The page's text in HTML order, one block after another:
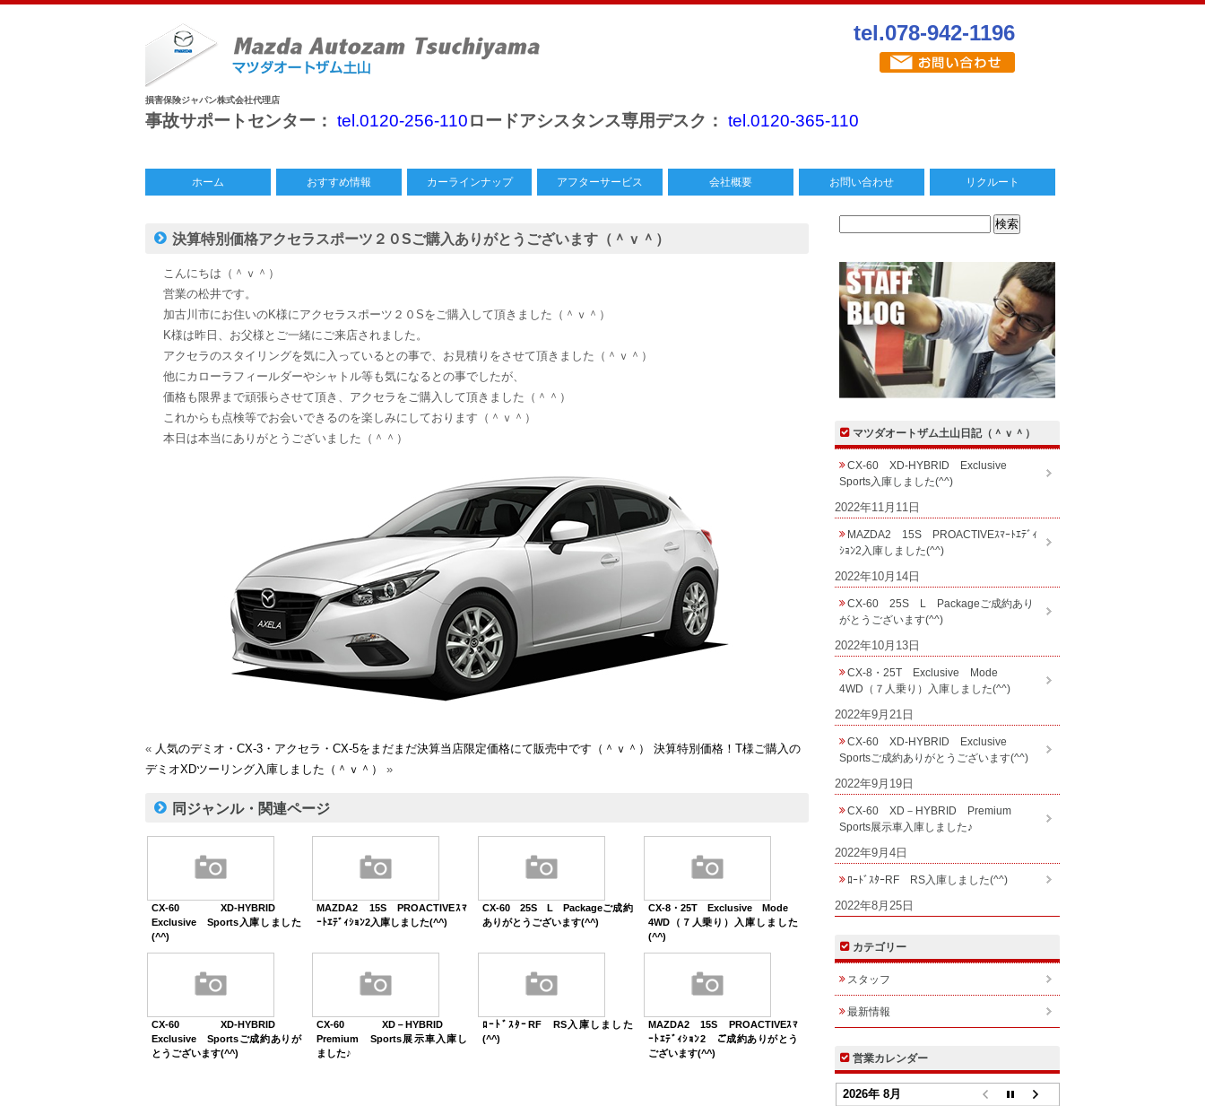
tel.078-942-1196
損害保険ジャパン株式会社代理店
事故サポートセンター： tel.0120-256-110ロードアシスタンス専用デスク： tel.0120-365-110
ホーム おすすめ情報 カーラインナップ アフターサービス 会社概要 お問い合わせ リクルート
決算特別価格アクセラスポーツ２０Sご購入ありがとうございます（＾ｖ＾）
こんにちは（＾ｖ＾）
営業の松井です。
加古川市にお住いのK様にアクセラスポーツ２０Sをご購入して頂きました（＾ｖ＾）
K様は昨日、お父様とご一緒にご来店されました。
アクセラのスタイリングを気に入っているとの事で、お見積りをさせて頂きました（＾ｖ＾）
他にカローラフィールダーやシャトル等も気になるとの事でしたが、
価格も限界まで頑張らさせて頂き、アクセラをご購入して頂きました（＾＾）
これからも点検等でお会いできるのを楽しみにしております（＾ｖ＾）
本日は本当にありがとうございました（＾＾）
« 人気のデミオ・CX-3・アクセラ・CX-5をまだまだ決算当店限定価格にて販売中です（＾ｖ＾）
決算特別価格！T様ご購入の
デミオXDツーリング入庫しました（＾ｖ＾）
»
同ジャンル・関連ページ
CX-60 XD-HYBRID
Exclusive Sports入庫しました
(^^)
MAZDA2 15S PROACTIVEｽﾏ
ｰﾄｴﾃﾞｨｼｮﾝ2入庫しました(^^)
CX-60 25S L Packageご成約
ありがとうございます(^^)
CX-8・25T Exclusive Mode
4WD（７人乗り）入庫しました
(^^)
CX-60 XD-HYBRID
Exclusive Sportsご成約ありが
とうございます(^^)
CX-60 XD－HYBRID
Premium Sports展示車入庫し
ました♪
ﾛｰﾄﾞｽﾀｰRF RS入庫しました
(^^)
MAZDA2 15S PROACTIVEｽﾏ
ｰﾄｴﾃﾞｨｼｮﾝ2 ご成約ありがとう
ございます(^^)
マツダオートザム土山日記（＾ｖ＾）
CX-60 XD-HYBRID Exclusive
Sports入庫しました(^^)
2022年11月11日
MAZDA2 15S PROACTIVEｽﾏｰﾄｴﾃﾞｨ
ｼｮﾝ2入庫しました(^^)
2022年10月14日
CX-60 25S L Packageご成約あり
がとうございます(^^)
2022年10月13日
CX-8・25T Exclusive Mode
4WD（７人乗り）入庫しました(^^)
2022年9月21日
CX-60 XD-HYBRID Exclusive
Sportsご成約ありがとうございます(^^)
2022年9月19日
CX-60 XD－HYBRID Premium
Sports展示車入庫しました♪
2022年9月4日
ﾛｰﾄﾞｽﾀｰRF RS入庫しました(^^)
2022年8月25日
カテゴリー
スタッフ
最新情報
営業カレンダー
2026年 8月